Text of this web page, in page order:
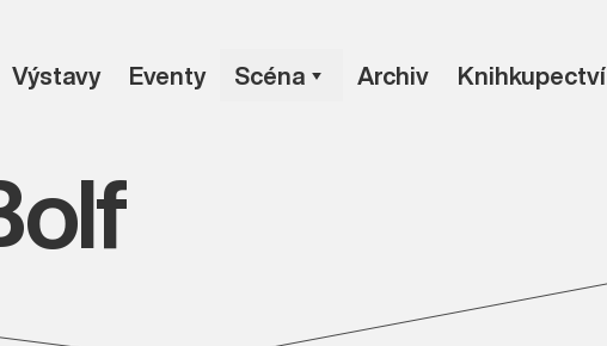
Výstavy Eventy Scéna Archiv Knihkupectví